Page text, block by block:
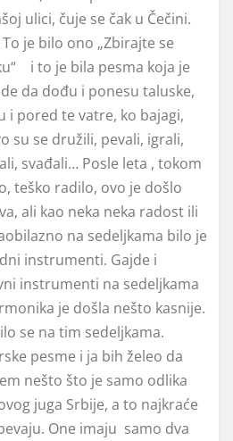
ulici, čuje se čak u Čečini.
je bilo ono „Zbirajte se
i to je bila pesma koja je
da dođu i ponesu taluske,
i pored te vatre, ko bajagi,
su se družili, pevali, igrali,
svađali… Posle leta , tokom
teško radilo, ovo je došlo
ali kao neka neka radost ili
na sedeljkama bilo je
instrumenti. Gajde i
instrumenti na sedeljkama
je došla nešto kasnije.
se na tim sedeljkama.
pesme i ja bih želeo da
nešto što je samo odlika
juga Srbije, a to najkraće
One imaju samo dva